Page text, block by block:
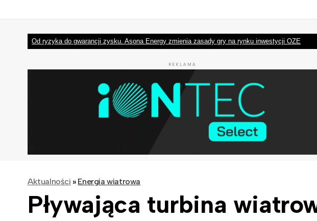
Od ryzyka do gwarancji zysku. Asona Energy zmienia zasady gry na rynku inwestycji OZE
REKLAMA
Aktualności » Energia wiatrowa
Pływająca turbina